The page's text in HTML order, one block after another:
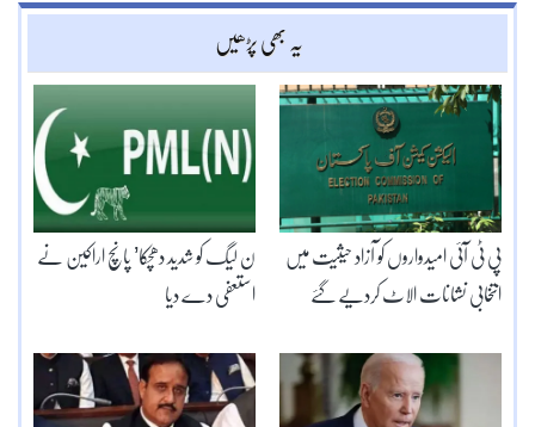
یہ بھی پڑھیں
ن لیگ کو شدید دھچکا’ پانچ اراکین نے
استعفی دے دیا
پی ٹی آئی امیدواروں کو آزاد حیثیت میں
انتخابی نشانات الاٹ کردیے گئے